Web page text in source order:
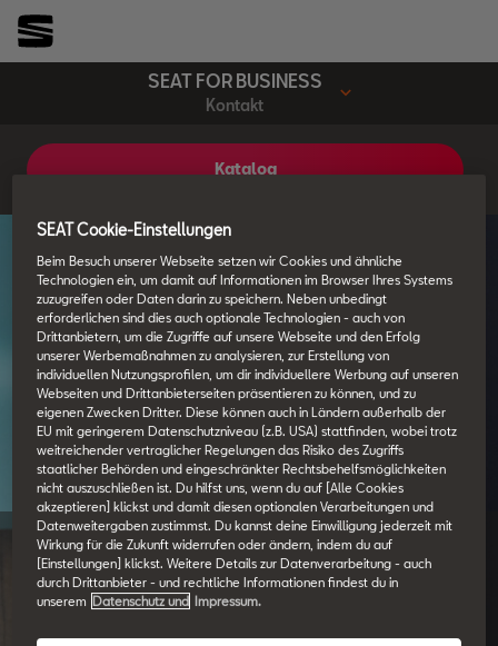
SEAT FOR BUSINESS
Kontakt
Katalog
Experten, die dich
verstehen.
SEAT Cookie-Einstellungen
Beim Besuch unserer Webseite setzen wir Cookies und ähnliche
Technologien ein, um damit auf Informationen im Browser Ihres Systems
zuzugreifen oder Daten darin zu speichern. Neben unbedingt
erforderlichen sind dies auch optionale Technologien - auch von
Drittanbietern, um die Zugriffe auf unsere Webseite und den Erfolg
unserer Werbemaßnahmen zu analysieren, zur Erstellung von
individuellen Nutzungsprofilen, um dir individuellere Werbung auf unseren
Webseiten und Drittanbieterseiten präsentieren zu können, und zu
eigenen Zwecken Dritter. Diese können auch in Ländern außerhalb der
EU mit geringerem Datenschutzniveau (z.B. USA) stattfinden, wobei trotz
weitreichender vertraglicher Regelungen das Risiko des Zugriffs
staatlicher Behörden und eingeschränkter Rechtsbehelfsmöglichkeiten
nicht auszuschließen ist. Du hilfst uns, wenn du auf [Alle Cookies
akzeptieren] klickst und damit diesen optionalen Verarbeitungen und
Datenweitergaben zustimmst. Du kannst deine Einwilligung jederzeit mit
Wirkung für die Zukunft widerrufen oder ändern, indem du auf
[Einstellungen] klickst. Weitere Details zur Datenverarbeitung - auch
durch Drittanbieter - und rechtliche Informationen findest du in
unserem Datenschutz und Impressum.